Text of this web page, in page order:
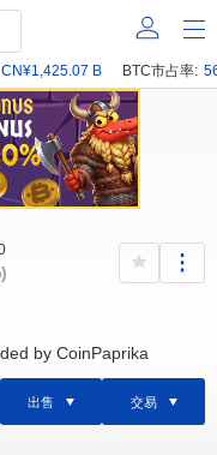
CN¥1,425.07 B BTC市占率:
by CoinPaprika
出售 交易